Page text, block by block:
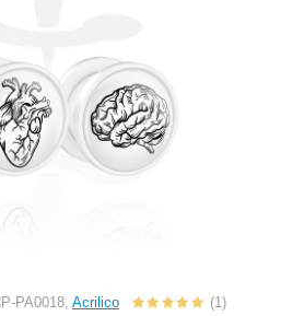
PA0018, Acrilico (1)